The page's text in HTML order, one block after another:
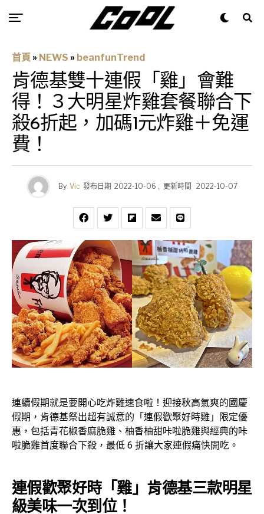
首頁 » NEWS » beanfunTrend
肯德基雙十連假「雞」會難
得！３大明星炸雞套餐聯合下
殺6折起，加碼1元炸雞＋免運
費！
By Vic 發布日期 2022-10-06 , 更新時間 2022-10-07
連續假期就是要開心吃炸雞速食啦！迎接秋高氣爽的國慶
假期，肯德基祭出超有誠意的「連假歡聚好時雞」限定優
惠，包括青花椒香麻脆雞、柚香柚甜咔啦脆雞與經典的咔
啦脆雞首度聯合下殺，最低 6 折讓大家連假痛快開吃。
連假歡聚好時「雞」 肯德基三款明星
級美味一次到位！